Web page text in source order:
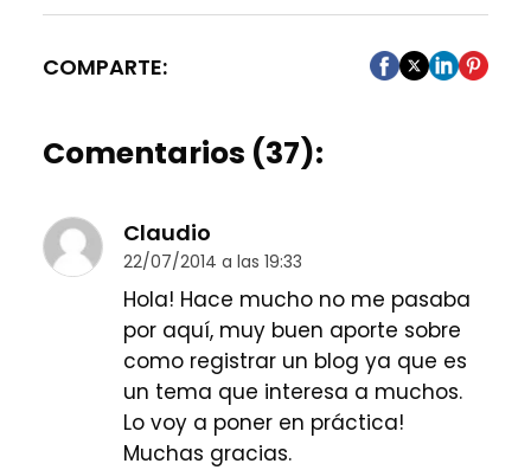
COMPARTE:
Comentarios (37):
Claudio
22/07/2014 a las 19:33
Hola! Hace mucho no me pasaba
por aquí, muy buen aporte sobre
como registrar un blog ya que es
un tema que interesa a muchos.
Lo voy a poner en práctica!
Muchas gracias.